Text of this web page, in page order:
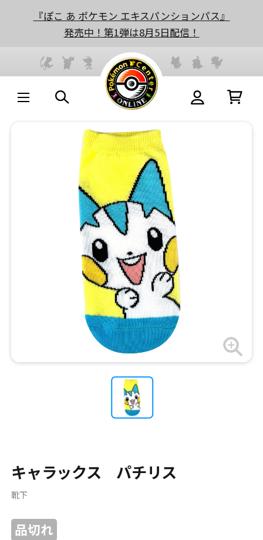
『ぽこ あ ポケモン エキスパンションパス』
発売中！第1弾は8月5日配信！
キャラックス パチリス
靴下
品切れ